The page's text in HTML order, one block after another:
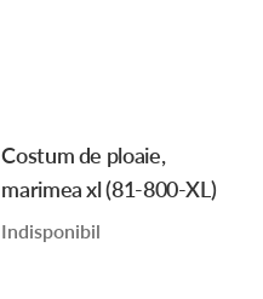
Costum de ploaie,
marimea xl (81-800-XL)
Indisponibil